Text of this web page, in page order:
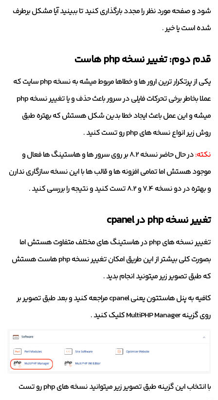
شود و صفحه مورد نظر را مجدد بارگذاری کنید تا ببینید آیا مشکل برطرف
شده است یا خیر .
قدم دوم: تغییر نسخه php هاست
یکی از پرتکرار ترین ارور ها و خطاها مربوط میشه به نسخه php سایت که
عملا بخاطر برخی تحرکات فایلی در سرور باعث حذف و یا تغییر نسخه php
میشه و این عمل باعث ایجاد خطا بدین شکل هستش که بهتره طبق
روش زیر انواع نسخه های php رو تست کنید .
نکته:
در حال حاضر نسخه 8.2 بر روی سرور ها و هاستینگ ها فعال و
موجود هستش اما تمامی افزونه ها و قالب ها با این نسخه سازگاری ندارن
و بهتره در دو نسخه 7.4 و 8.2 تست کنید و نتیجه را بررسی کنید .
تغییر نسخه php در cpanel
تغییر نسخه های php در هاستینگ های مختلف متفاوت هستش اما
بصورت کلی بیشتر از این طریق امکان تغییر نسخه php هاست هستش
که طبق تصویر زیر میتونید انجام بدید .
کافیه به پنل هاستتون یعنی cpanel مراجعه کنید و بعد طبق تصویر بر
روی گزینه MultiPHP Manager کلیک کنید .
با انتخاب این گزینه طبق تصویر زیر میتوانید نسخه های php رو تست